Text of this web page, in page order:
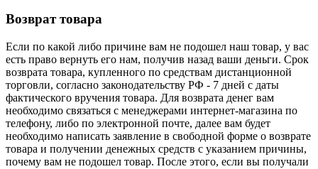
Возврат товара
Если по какой либо причине вам не подошел наш товар, у вас
есть право вернуть его нам, получив назад ваши деньги. Срок
возврата товара, купленного по средствам дистанционной
торговли, согласно законодательству РФ - 7 дней с даты
фактического вручения товара. Для возврата денег вам
необходимо связаться с менеджерами интернет-магазина по
телефону, либо по электронной почте, далее вам будет
необходимо написать заявление в свободной форме о возврате
товара и получении денежных средств с указанием причины,
почему вам не подошел товар. После этого, если вы получали